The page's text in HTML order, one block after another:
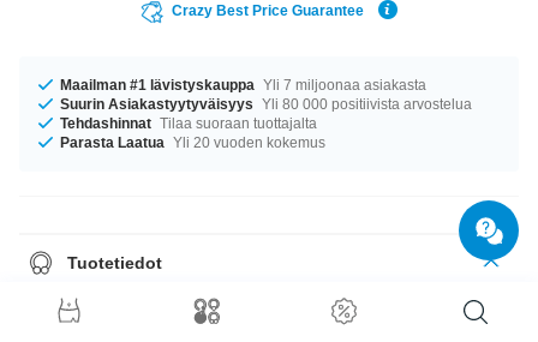
Crazy Best Price Guarantee
Maailman #1 lävistyskauppa Yli 7 miljoonaa asiakasta
Suurin Asiakastyytyväisyys Yli 80 000 positiivista arvostelua
Tehdashinnat Tilaa suoraan tuottajalta
Parasta Laatua Yli 20 vuoden kokemus
Tuotetiedot
Tuote on saatavilla ko’oissa 2.0 mm ja 4 mm. mahtava tuote suoraan
lyömättömän laadun lähteiltä. Hanki omasi nyt!